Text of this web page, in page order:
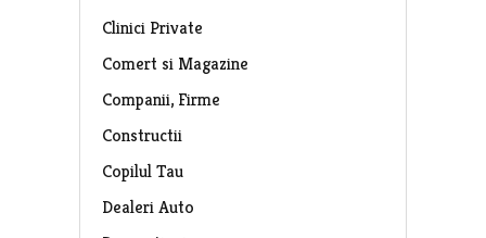
Clinici Private
Comert si Magazine
Companii, Firme
Constructii
Copilul Tau
Dealeri Auto